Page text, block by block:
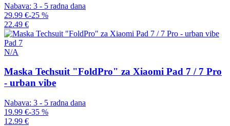
Nabava: 3 - 5 radna dana
29.99 €-25 %
22.49 €
Pad 7
N/A
Maska Techsuit "FoldPro" za Xiaomi Pad 7 / 7 Pro
- urban vibe
Nabava: 3 - 5 radna dana
19.99 €-35 %
12.99 €